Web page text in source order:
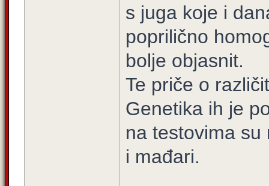
s juga koje i
poprilično
bolje objasnit.
Te priče o
Genetika ih je
na testovima su
i mađari.